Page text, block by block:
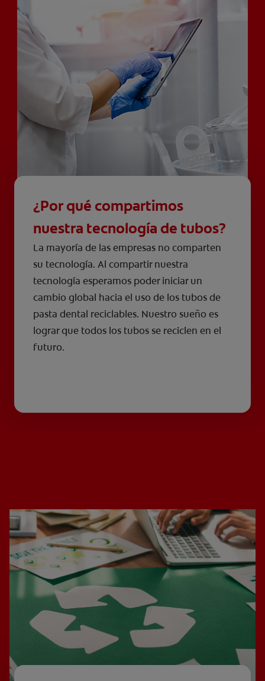
¿Por qué compartimos
nuestra tecnología de tubos?
La mayoría de las empresas no comparten
su tecnología. Al compartir nuestra
tecnología esperamos poder iniciar un
cambio global hacia el uso de los tubos de
pasta dental reciclables. Nuestro sueño es
lograr que todos los tubos se reciclen en el
futuro.